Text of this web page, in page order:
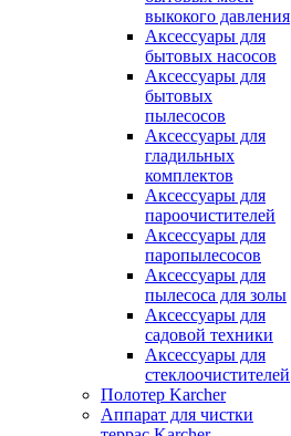
выкокого давления
Аксессуары для
бытовых насосов
Аксессуары для
бытовых
пылесосов
Аксессуары для
гладильных
комплектов
Аксессуары для
пароочистителей
Аксессуары для
паропылесосов
Аксессуары для
пылесоса для золы
Аксессуары для
садовой техники
Аксессуары для
стеклоочистителей
Полотер Karcher
Аппарат для чистки